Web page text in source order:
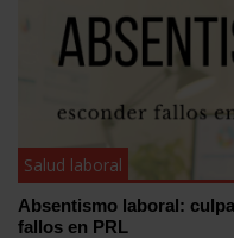
Salud laboral
Absentismo laboral:
fallos en PRL